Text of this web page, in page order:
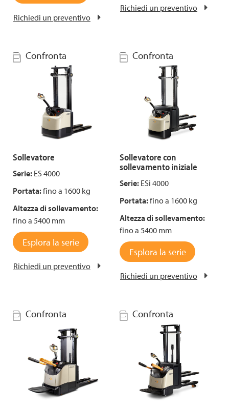
Richiedi un preventivo
Richiedi un preventivo
Confronta
Sollevatore
Serie: ES 4000
Portata:fino a 1600 kg
Altezza di sollevamento:
fino a 5400 mm
Esplora la serie
Richiedi un preventivo
Confronta
Sollevatore con
sollevamento iniziale
Serie: ESi 4000
Portata:fino a 1600 kg
Altezza di sollevamento:
fino a 5400 mm
Esplora la serie
Richiedi un preventivo
Confronta Confronta